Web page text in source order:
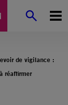
de vigilance :
réaffirmer